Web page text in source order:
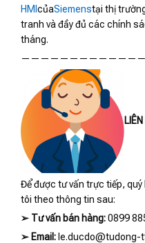
HMI củaSiemenstại thị
tranh và đầy đủ các chính
tháng.
LIÊN
Để được tư vấn trực tiếp, quý
tôi theo thông tin sau:
➢ Tư vấn bán hàng:0899
➢ Email: le.ducdo@tudong-